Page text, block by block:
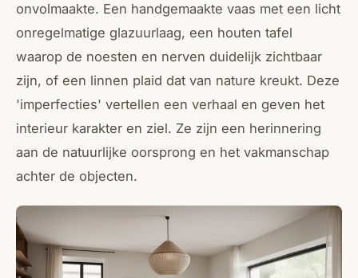
onvolmaakte. Een handgemaakte vaas met een licht
onregelmatige glazuurlaag, een houten tafel
waarop de noesten en nerven duidelijk zichtbaar
zijn, of een linnen plaid dat van nature kreukt. Deze
'imperfecties' vertellen een verhaal en geven het
interieur karakter en ziel. Ze zijn een herinnering
aan de natuurlijke oorsprong en het vakmanschap
achter de objecten.